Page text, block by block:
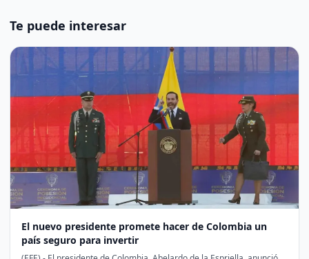
Te puede interesar
El nuevo presidente promete hacer de Colombia un
país seguro para invertir